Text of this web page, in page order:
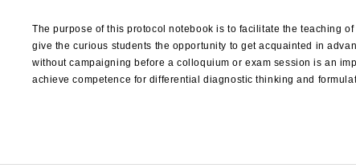
The purpose of this protocol notebook is to facilitate the teaching
give the curious students the opportunity to get acquainted in
without campaigning before a colloquium or exam session is an
achieve competence for differential diagnostic thinking and